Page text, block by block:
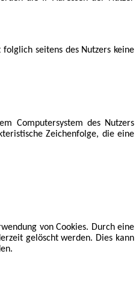
seitens des Nutzers keine
Computersystem des Nutzers
Zeichenfolge, die eine
von Cookies. Durch eine
gelöscht werden. Dies kann